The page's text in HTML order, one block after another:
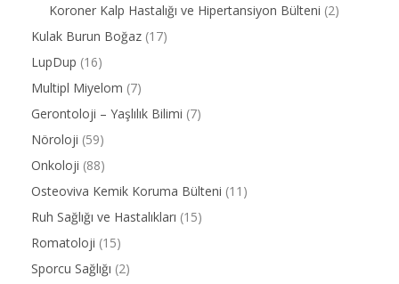
Koroner Kalp Hastalığı ve Hipertansiyon Bülteni (2)
Kulak Burun Boğaz (17)
LupDup (16)
Multipl Miyelom (7)
Gerontoloji – Yaşlılık Bilimi (7)
Nöroloji (59)
Onkoloji (88)
Osteoviva Kemik Koruma Bülteni (11)
Ruh Sağlığı ve Hastalıkları (15)
Romatoloji (15)
Sporcu Sağlığı (2)